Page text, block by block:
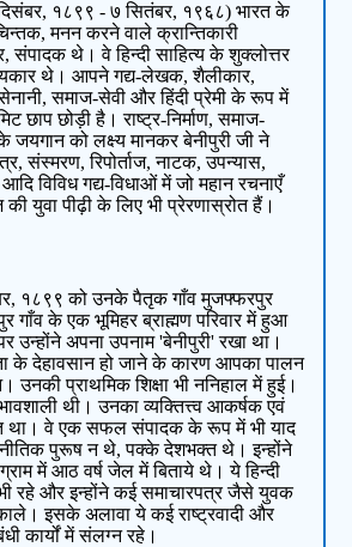
दिसंबर, १८९९ - ७ सितंबर, १९६८) भारत के
मनन करने वाले क्रान्तिकारी
संपादक थे। वे हिन्दी साहित्य के शुक्लोत्तर
थे। आपने गद्य-लेखक, शैलीकार,
समाज-सेवी और हिंदी प्रेमी के रूप में
छाप छोड़ी है। राष्ट्र-निर्माण, समाज-
को लक्ष्य मानकर बेनीपुरी जी ने
संस्मरण, रिपोर्ताज, नाटक, उपन्यास,
विविध गद्य-विधाओं में जो महान रचनाएँ
युवा पीढ़ी के लिए भी प्रेरणास्रोत हैं।
१८९९ को उनके पैतृक गाँव मुजफ्फरपुर
गाँव के एक भूमिहर ब्राह्मण परिवार में हुआ
उन्होंने अपना उपनाम 'बेनीपुरी' रखा था।
के देहावसान हो जाने के कारण आपका पालन
उनकी प्राथमिक शिक्षा भी ननिहाल में हुई।
थी। उनका व्यक्तित्त्व आकर्षक एवं
था। वे एक सफल संपादक के रूप में भी याद
पुरूष न थे, पक्के देशभक्त थे। इन्होंने
में आठ वर्ष जेल में बिताये थे। ये हिन्दी
रहे और इन्होंने कई समाचारपत्र जैसे युवक
इसके अलावा ये कई राष्ट्रवादी और
कार्यों में संलग्न रहे।